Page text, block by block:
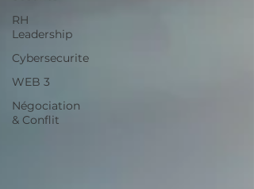
RH
Leadership
Cybersecurite
WEB 3
Négociation
& Conflit